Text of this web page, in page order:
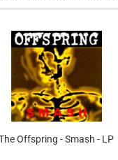
Offspring - Smash - LP